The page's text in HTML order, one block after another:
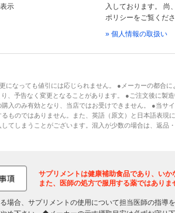
示
入しております。 尚
ポリシーをご覧くださ
» 個人情報の取扱い
になっても値引には応じられません。 ●メーカーの都合
、予告なく変更となることがあります。 ●ご注文後に製
入のみ有効となり、当店ではお受けできません。 ●当サ
ものではありません。また、英語（原文）と日本語表現
てしまうことがございます。混入が少数の場合は、返品
サプリメントは健康補助食品であり、いか
また、医師の処方で服用する薬ではあり
場合、サプリメントの使用について担当医師の指